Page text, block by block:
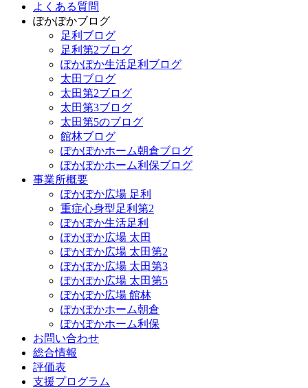
よくある質問
ぽかぽかブログ
足利ブログ
足利第2ブログ
ぽかぽか生活足利ブログ
太田ブログ
太田第2ブログ
太田第3ブログ
太田第5のブログ
館林ブログ
ぽかぽかホーム朝倉ブログ
ぽかぽかホーム利保ブログ
事業所概要
ぽかぽか広場 足利
重症心身型足利第2
ぽかぽか生活足利
ぽかぽか広場 太田
ぽかぽか広場 太田第2
ぽかぽか広場 太田第3
ぽかぽか広場 太田第5
ぽかぽか広場 館林
ぽかぽかホーム朝倉
ぽかぽかホーム利保
お問い合わせ
総合情報
評価表
支援プログラム